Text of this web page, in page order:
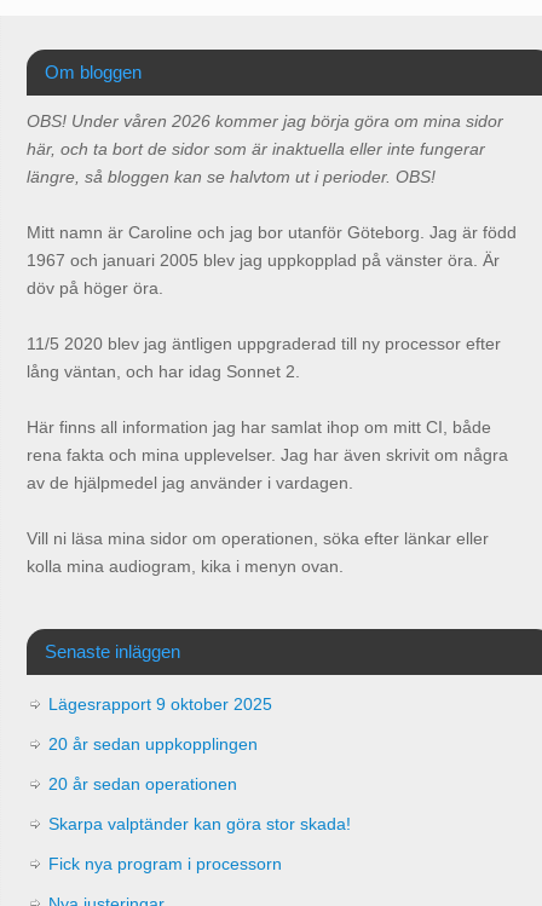
Om bloggen
OBS! Under våren 2026 kommer jag börja göra om mina sidor
här, och ta bort de sidor som är inaktuella eller inte fungerar
längre, så bloggen kan se halvtom ut i perioder. OBS!
Mitt namn är Caroline och jag bor utanför Göteborg. Jag är född
1967 och januari 2005 blev jag uppkopplad på vänster öra. Är
döv på höger öra.
11/5 2020 blev jag äntligen uppgraderad till ny processor efter
lång väntan, och har idag Sonnet 2.
Här finns all information jag har samlat ihop om mitt CI, både
rena fakta och mina upplevelser. Jag har även skrivit om några
av de hjälpmedel jag använder i vardagen.
Vill ni läsa mina sidor om operationen, söka efter länkar eller
kolla mina audiogram, kika i menyn ovan.
Senaste inläggen
Lägesrapport 9 oktober 2025
20 år sedan uppkopplingen
20 år sedan operationen
Skarpa valptänder kan göra stor skada!
Fick nya program i processorn